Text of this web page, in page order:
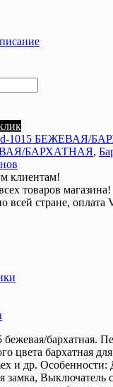
1015 БЕЖЕВАЯ/
БАРХАТНАЯ,
клиентам!
товаров магазина!
всей стране, оплата
бархатная.
цвета бархатная
и др. Особенности:
замка, Выключатель